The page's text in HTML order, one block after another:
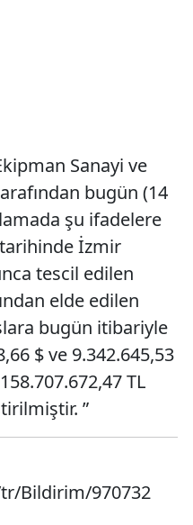
Sanayi ve
bugün (14
şu ifadelere
İzmir
tescil edilen
elde edilen
bugün itibariyle
$ ve 9.342.645,53
TL
”
Bildirim/970732